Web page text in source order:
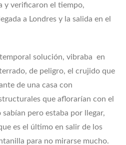
y verificaron el tiempo,
a Londres y la salida en el
solución, vibraba en
de peligro, el crujido que
de una casa con
que aflorarían con el
pero estaba por llegar,
es el último en salir de los
para no mirarse mucho.